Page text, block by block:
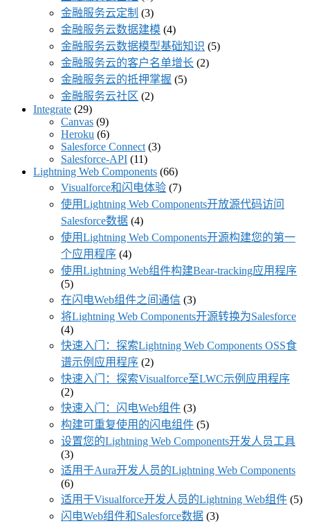
金融服务云定制 (3)
金融服务云数据建模 (4)
金融服务云数据模型基础知识 (5)
金融服务云的客户名单增长 (2)
金融服务云的抵押掌握 (5)
金融服务云社区 (2)
Integrate (29)
Canvas (9)
Heroku (6)
Salesforce Connect (3)
Salesforce-API (11)
Lightning Web Components (66)
Visualforce和闪电体验 (7)
使用Lightning Web Components开放源代码访问
Salesforce数据 (4)
使用Lightning Web Components开源构建您的第一
个应用程序 (4)
使用Lightning Web组件构建Bear-tracking应用程序
(5)
在闪电Web组件之间通信 (3)
将Lightning Web Components开源转换为Salesforce
(4)
快速入门：探索Lightning Web Components OSS食
谱示例应用程序 (2)
快速入门：探索Visualforce至LWC示例应用程序
(2)
快速入门：闪电Web组件 (3)
构建可重复使用的闪电组件 (5)
设置您的Lightning Web Components开发人员工具
(3)
适用于Aura开发人员的Lightning Web Components
(6)
适用于Visualforce开发人员的Lightning Web组件 (5)
闪电Web组件和Salesforce数据 (3)